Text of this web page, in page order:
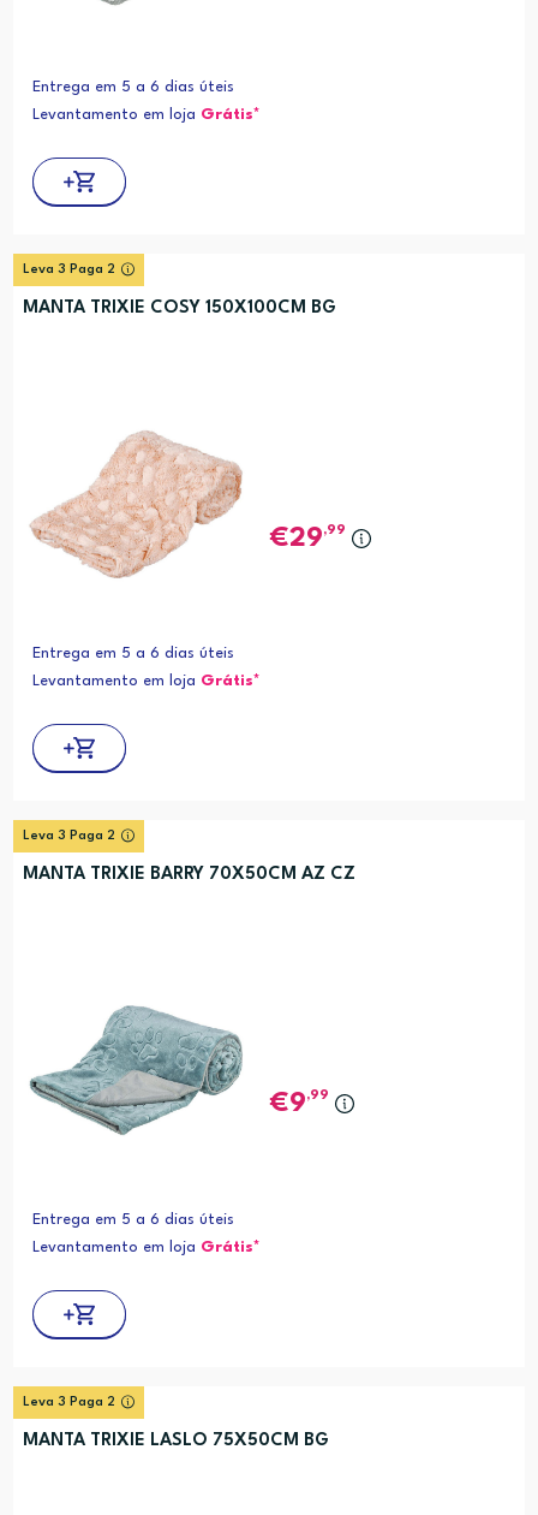
Entrega em 5 a 6 dias úteis
Levantamento em loja Grátis*
Leva 3 Paga 2
MANTA TRIXIE COSY 150X100CM BG
29,99
Entrega em 5 a 6 dias úteis
Levantamento em loja Grátis*
Leva 3 Paga 2
MANTA TRIXIE BARRY 70X50CM AZ CZ
9,99
Entrega em 5 a 6 dias úteis
Levantamento em loja Grátis*
Leva 3 Paga 2
MANTA TRIXIE LASLO 75X50CM BG